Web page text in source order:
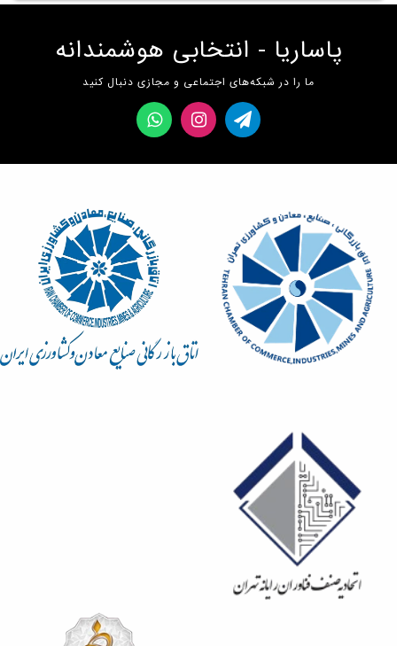
پاساریا - انتخابی هوشمندانه
ما را در شبکه‌های اجتماعی و مجازی دنبال کنید